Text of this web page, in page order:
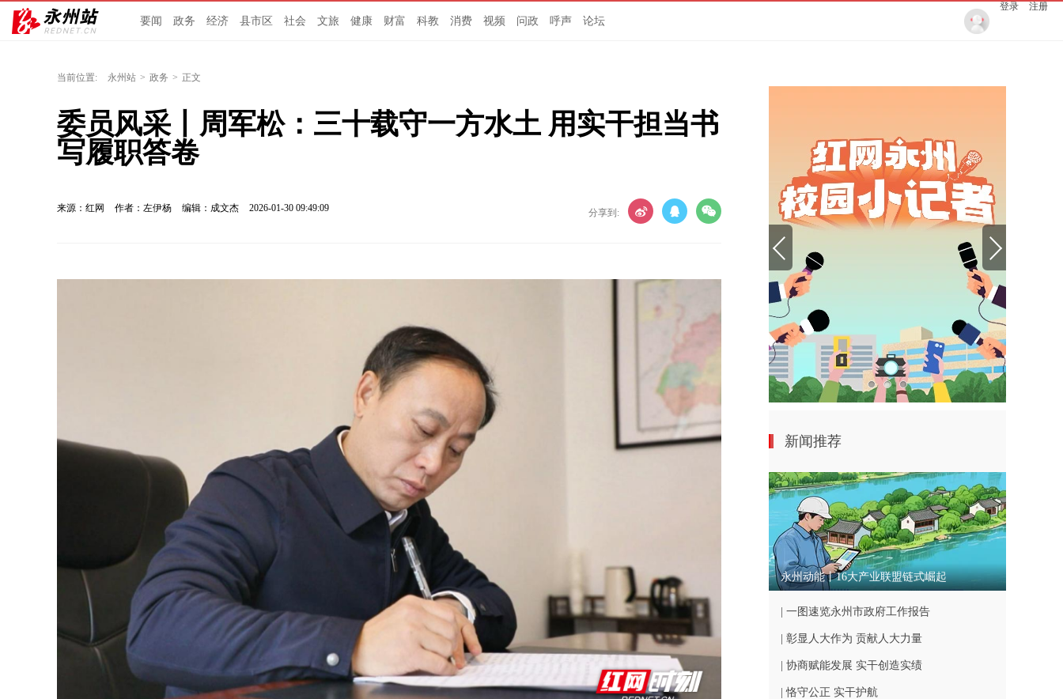
要闻 政务 经济 县市区 社会 文旅 健康 财富 科教 消费 视频 问政 呼声 论坛
登录 注册
当前位置: 永州站 > 政务 > 正文
委员风采丨周军松：三十载守一方水土 用实干担当书
写履职答卷
来源：红网 作者：左伊杨 编辑：成文杰 2026-01-30 09:49:09 分享到:
新闻推荐
永州动能丨16大产业联盟链式崛起
| 一图速览永州市政府工作报告
| 彰显人大作为 贡献人大力量
| 协商赋能发展 实干创造实绩
| 恪守公正 实干护航